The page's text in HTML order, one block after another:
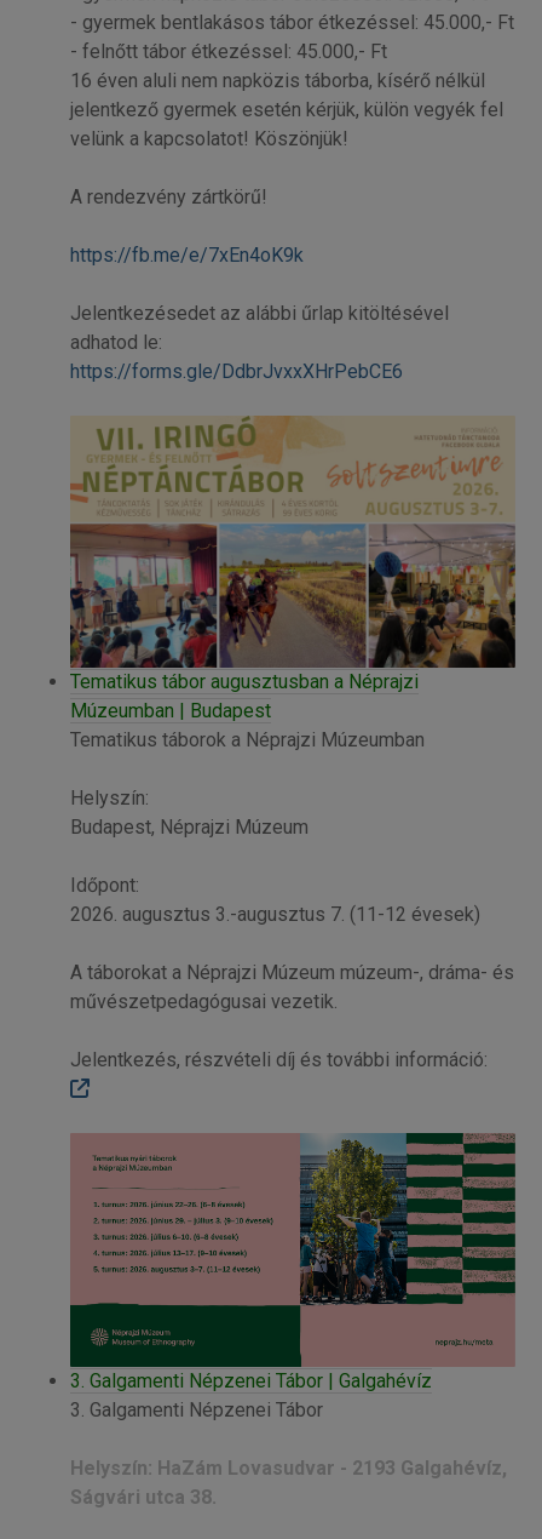
- gyermek bentlakásos tábor étkezéssel: 45.000,- Ft
- felnőtt tábor étkezéssel: 45.000,- Ft
16 éven aluli nem napközis táborba, kísérő nélkül
jelentkező gyermek esetén kérjük, külön vegyék fel
velünk a kapcsolatot! Köszönjük!
A rendezvény zártkörű!
https://fb.me/e/7xEn4oK9k
Jelentkezésedet az alábbi űrlap kitöltésével
adhatod le:
https://forms.gle/DdbrJvxxXHrPebCE6
Tematikus tábor augusztusban a Néprajzi
Múzeumban | Budapest
Tematikus táborok a Néprajzi Múzeumban
Helyszín:
Budapest, Néprajzi Múzeum
Időpont:
2026. augusztus 3.-augusztus 7. (11-12 évesek)
A táborokat a Néprajzi Múzeum múzeum-, dráma- és
művészetpedagógusai vezetik.
Jelentkezés, részvételi díj és további információ:
3. Galgamenti Népzenei Tábor | Galgahévíz
3. Galgamenti Népzenei Tábor
Helyszín: HaZám Lovasudvar - 2193 Galgahévíz,
Ságvári utca 38.